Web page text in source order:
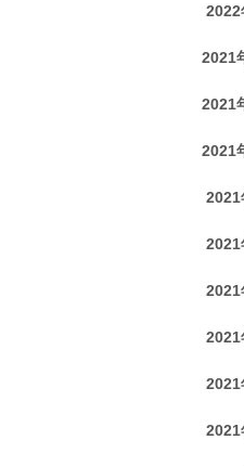
2022
2021
2021
2021
2021
2021
2021
2021
2021
2021